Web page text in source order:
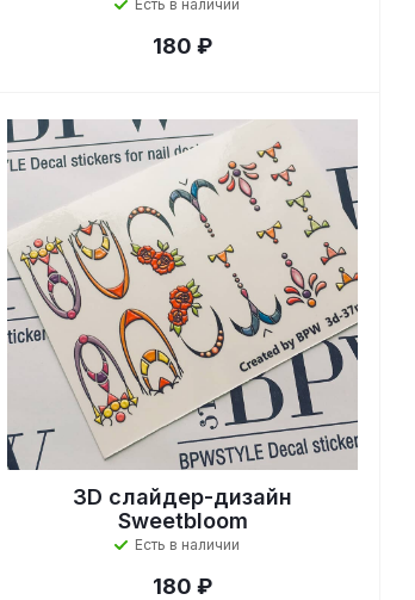
Есть в наличии
180 ₽
3D слайдер-дизайн
Sweetbloom
Есть в наличии
180 ₽